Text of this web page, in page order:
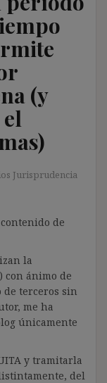
(y
Jurisprudencia
de
la
con ánimo de
terceros sin
me ha
únicamente
y tramitarla
del